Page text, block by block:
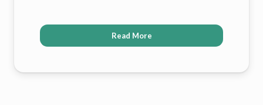
Read More